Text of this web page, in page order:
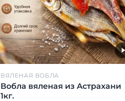
ВЯЛЕНАЯ ВОБЛА
Вобла вяленая из Астрахани
1кг.